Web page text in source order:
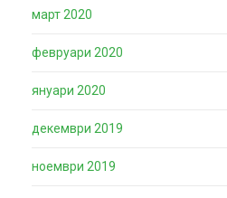
март 2020
февруари 2020
януари 2020
декември 2019
ноември 2019